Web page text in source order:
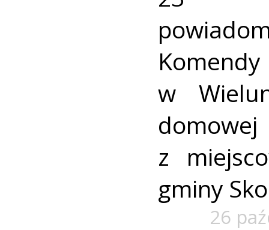
w
z
gminy
26